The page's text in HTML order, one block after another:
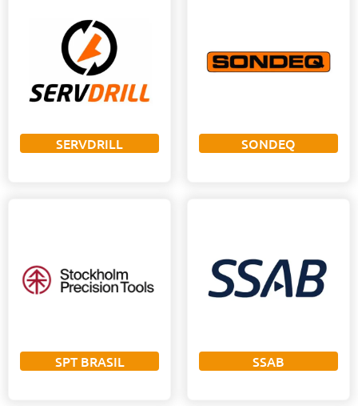
SERVDRILL SONDEQ
SPT BRASIL SSAB